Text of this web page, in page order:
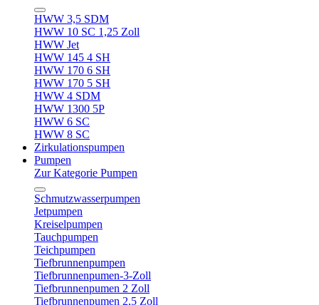
HWW 3,5 SDM
HWW 10 SC 1,25 Zoll
HWW Jet
HWW 145 4 SH
HWW 170 6 SH
HWW 170 5 SH
HWW 4 SDM
HWW 1300 5P
HWW 6 SC
HWW 8 SC
Zirkulationspumpen
Pumpen
Zur Kategorie Pumpen
Schmutzwasserpumpen
Jetpumpen
Kreiselpumpen
Tauchpumpen
Teichpumpen
Tiefbrunnenpumpen
Tiefbrunnenpumen-3-Zoll
Tiefbrunnenpumen 2 Zoll
Tiefbrunnenpumen 2,5 Zoll